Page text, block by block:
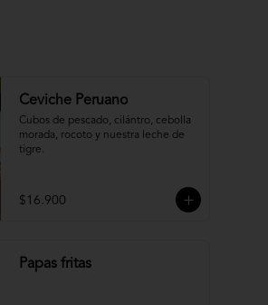
Ceviche Peruano
Cubos de pescado, cilántro, cebolla
morada, rocoto y nuestra leche de
tigre.
$16.900
Papas fritas